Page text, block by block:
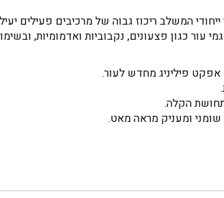
עור כגון פצעונים, נקבוביות ואדמומיות,
תחושת הקלה.
ומעניק מראה מאט.